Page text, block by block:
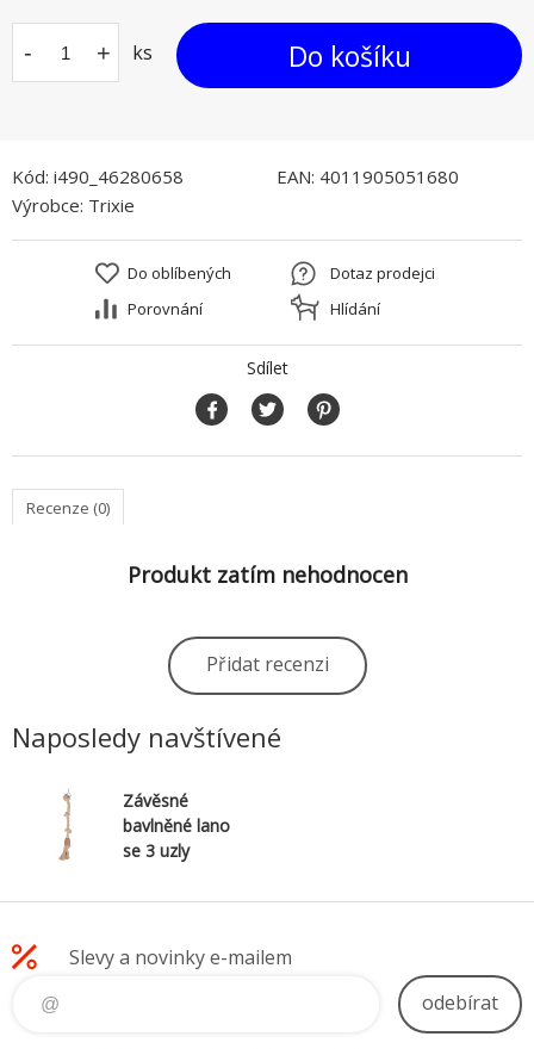
- + ks Do košíku
Kód: i490_46280658 EAN: 4011905051680
Výrobce: Trixie
Do oblíbených
Porovnání
Dotaz prodejci
Hlídání
Sdílet
Recenze (0)
Produkt zatím nehodnocen
Přidat recenzi
Naposledy navštívené
Závěsné
bavlněné lano
se 3 uzly
Slevy a novinky e-mailem
odebírat